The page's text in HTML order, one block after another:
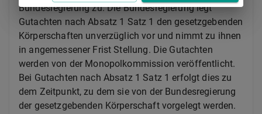
Bundesregierung zu. Die Bundesregierung legt
Gutachten nach Absatz 1 Satz 1 den gesetzgebenden
Körperschaften unverzüglich vor und nimmt zu ihnen
in angemessener Frist Stellung. Die Gutachten
werden von der Monopolkommission veröffentlicht.
Bei Gutachten nach Absatz 1 Satz 1 erfolgt dies zu
dem Zeitpunkt, zu dem sie von der Bundesregierung
der gesetzgebenden Körperschaft vorgelegt werden.